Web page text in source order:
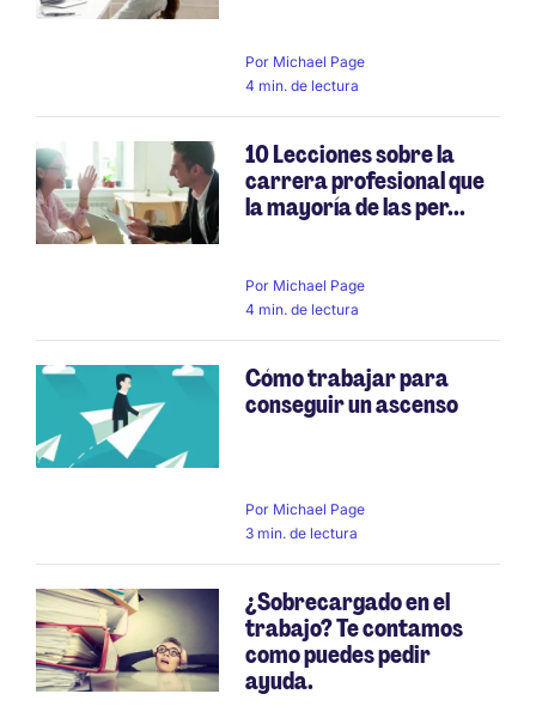
Por Michael Page
4 min. de lectura
10 Lecciones sobre la
carrera profesional que
la mayoría de las per...
Por Michael Page
4 min. de lectura
Cómo trabajar para
conseguir un ascenso
Por Michael Page
3 min. de lectura
¿Sobrecargado en el
trabajo? Te contamos
como puedes pedir
ayuda.